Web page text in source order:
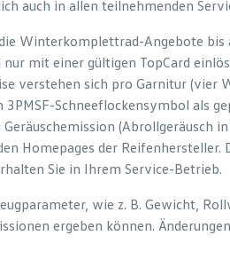
auch in allen teilnehmenden
Winterkomplettrad-Angebote
mit einer gültigen TopCard
verstehen sich pro Garnitur (vier
Schneeflockensymbol als
(Abrollgeräusch in
Homepages der Reifenhersteller.
Sie in Ihrem Service-Betrieb.
wie z. B. Gewicht,
ergeben können.